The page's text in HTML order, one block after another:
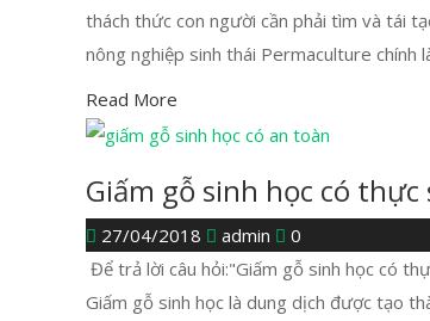
thách thức con người cần phải tìm và tái
nông nghiệp sinh thái Permaculture chính
Read More
Giấm gỗ sinh học có thực
27/04/2018 admin
0
Để trả lời câu hỏi:"Giấm gỗ sinh học có
Giấm gỗ sinh học là dung dịch được tạo